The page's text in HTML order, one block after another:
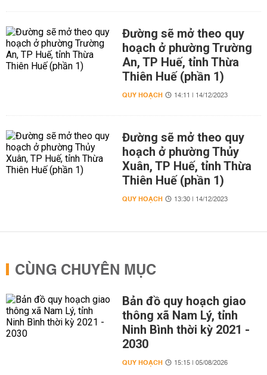
Đường sẽ mở theo quy
hoạch ở phường Trường
An, TP Huế, tỉnh Thừa
Thiên Huế (phần 1)
QUY HOẠCH 14:11 | 14/12/2023
Đường sẽ mở theo quy
hoạch ở phường Thủy
Xuân, TP Huế, tỉnh Thừa
Thiên Huế (phần 1)
QUY HOẠCH 13:30 | 14/12/2023
CÙNG CHUYÊN MỤC
Bản đồ quy hoạch giao
thông xã Nam Lý, tỉnh
Ninh Bình thời kỳ 2021 -
2030
QUY HOẠCH 15:15 | 05/08/2026